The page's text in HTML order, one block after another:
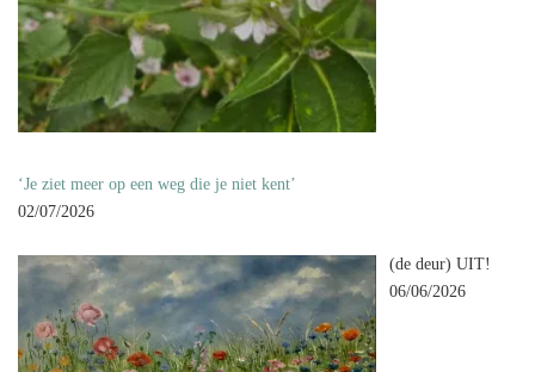
‘Je ziet meer op een weg die je niet kent’
02/07/2026
(de deur) UIT!
06/06/2026